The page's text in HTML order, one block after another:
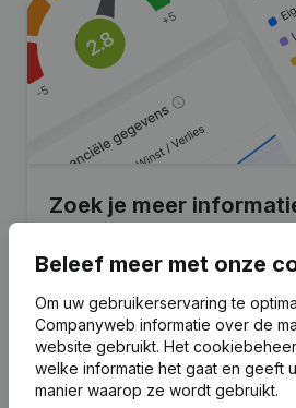
Zoek je meer
Kies voor snelle inzichten of
Krijg updates van belangrijke
Probeer gratis Meer
Beleef meer met onze
Om uw gebruikerservaring te
Companyweb informatie over de
website gebruikt. Het cookiebeheer
welke informatie het gaat en geeft
manier waarop ze wordt gebruikt.